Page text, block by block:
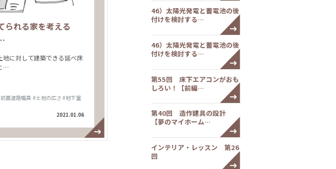
られる家を考える
地に対して建築できる延べ床
…
面道路幅員 #土地の広さ #地下室
2021.01.06
46）太陽光発電と蓄電池の後
付けを検討する…
46）太陽光発電と蓄電池の後
付けを検討する…
第55回 床下エアコンがおも
しろい！【前編…
第40回 造作建具の設計
【夢のマイホーム…
インテリア・レッスン 第26
回